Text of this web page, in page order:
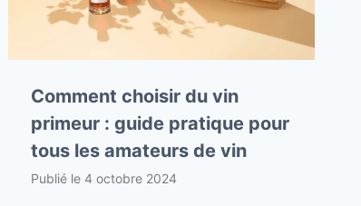
Comment choisir du vin
primeur : guide pratique pour
tous les amateurs de vin
Publié le4 octobre 2024